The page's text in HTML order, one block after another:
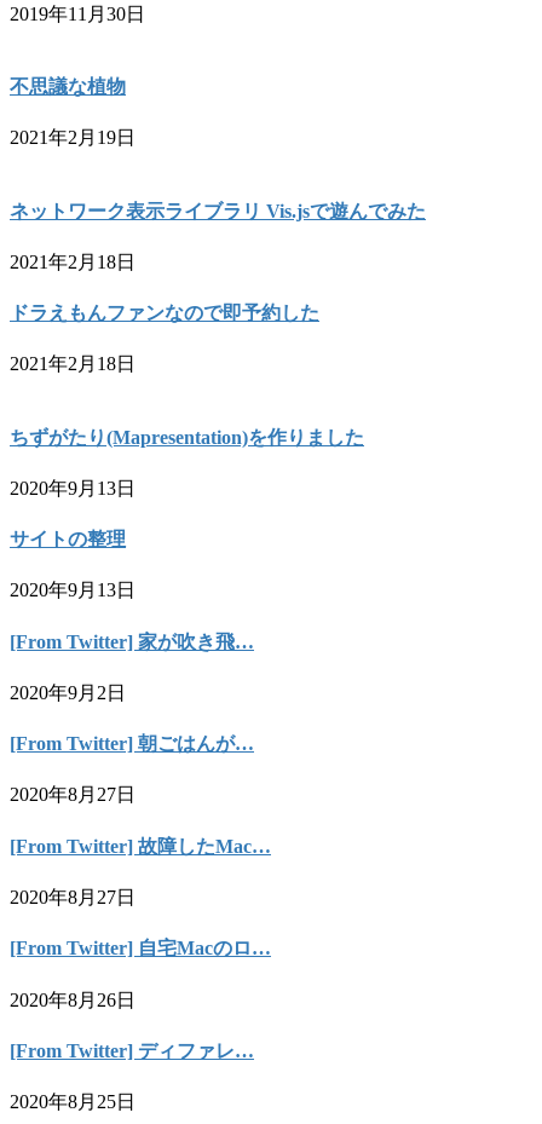
2019年11月30日
不思議な植物
2021年2月19日
ネットワーク表示ライブラリ Vis.jsで遊んでみた
2021年2月18日
ドラえもんファンなので即予約した
2021年2月18日
ちずがたり(Mapresentation)を作りました
2020年9月13日
サイトの整理
2020年9月13日
[From Twitter] 家が吹き飛…
2020年9月2日
[From Twitter] 朝ごはんが…
2020年8月27日
[From Twitter] 故障したMac…
2020年8月27日
[From Twitter] 自宅Macのロ…
2020年8月26日
[From Twitter] ディファレ…
2020年8月25日